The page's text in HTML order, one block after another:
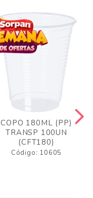
COPO 180ML (PP)
TRANSP 100UN
(CFT180)
Código: 10605